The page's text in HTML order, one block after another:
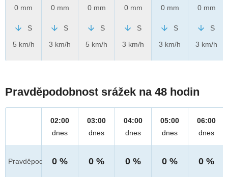
0 mm
S
5 km/h
0 mm
S
3 km/h
0 mm
S
5 km/h
0 mm
S
3 km/h
0 mm
S
3 km/h
0 mm
S
3 km/h
Pravděpodobnost srážek na 48 hodin
Pravděpod.
02:00
dnes
0 %
03:00
dnes
0 %
04:00
dnes
0 %
05:00
dnes
0 %
06:00
dnes
0 %